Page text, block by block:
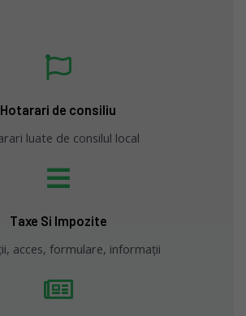
Hotarari de consiliu
luate de consilul local
Taxe Si Impozite
acces, formulare, informații